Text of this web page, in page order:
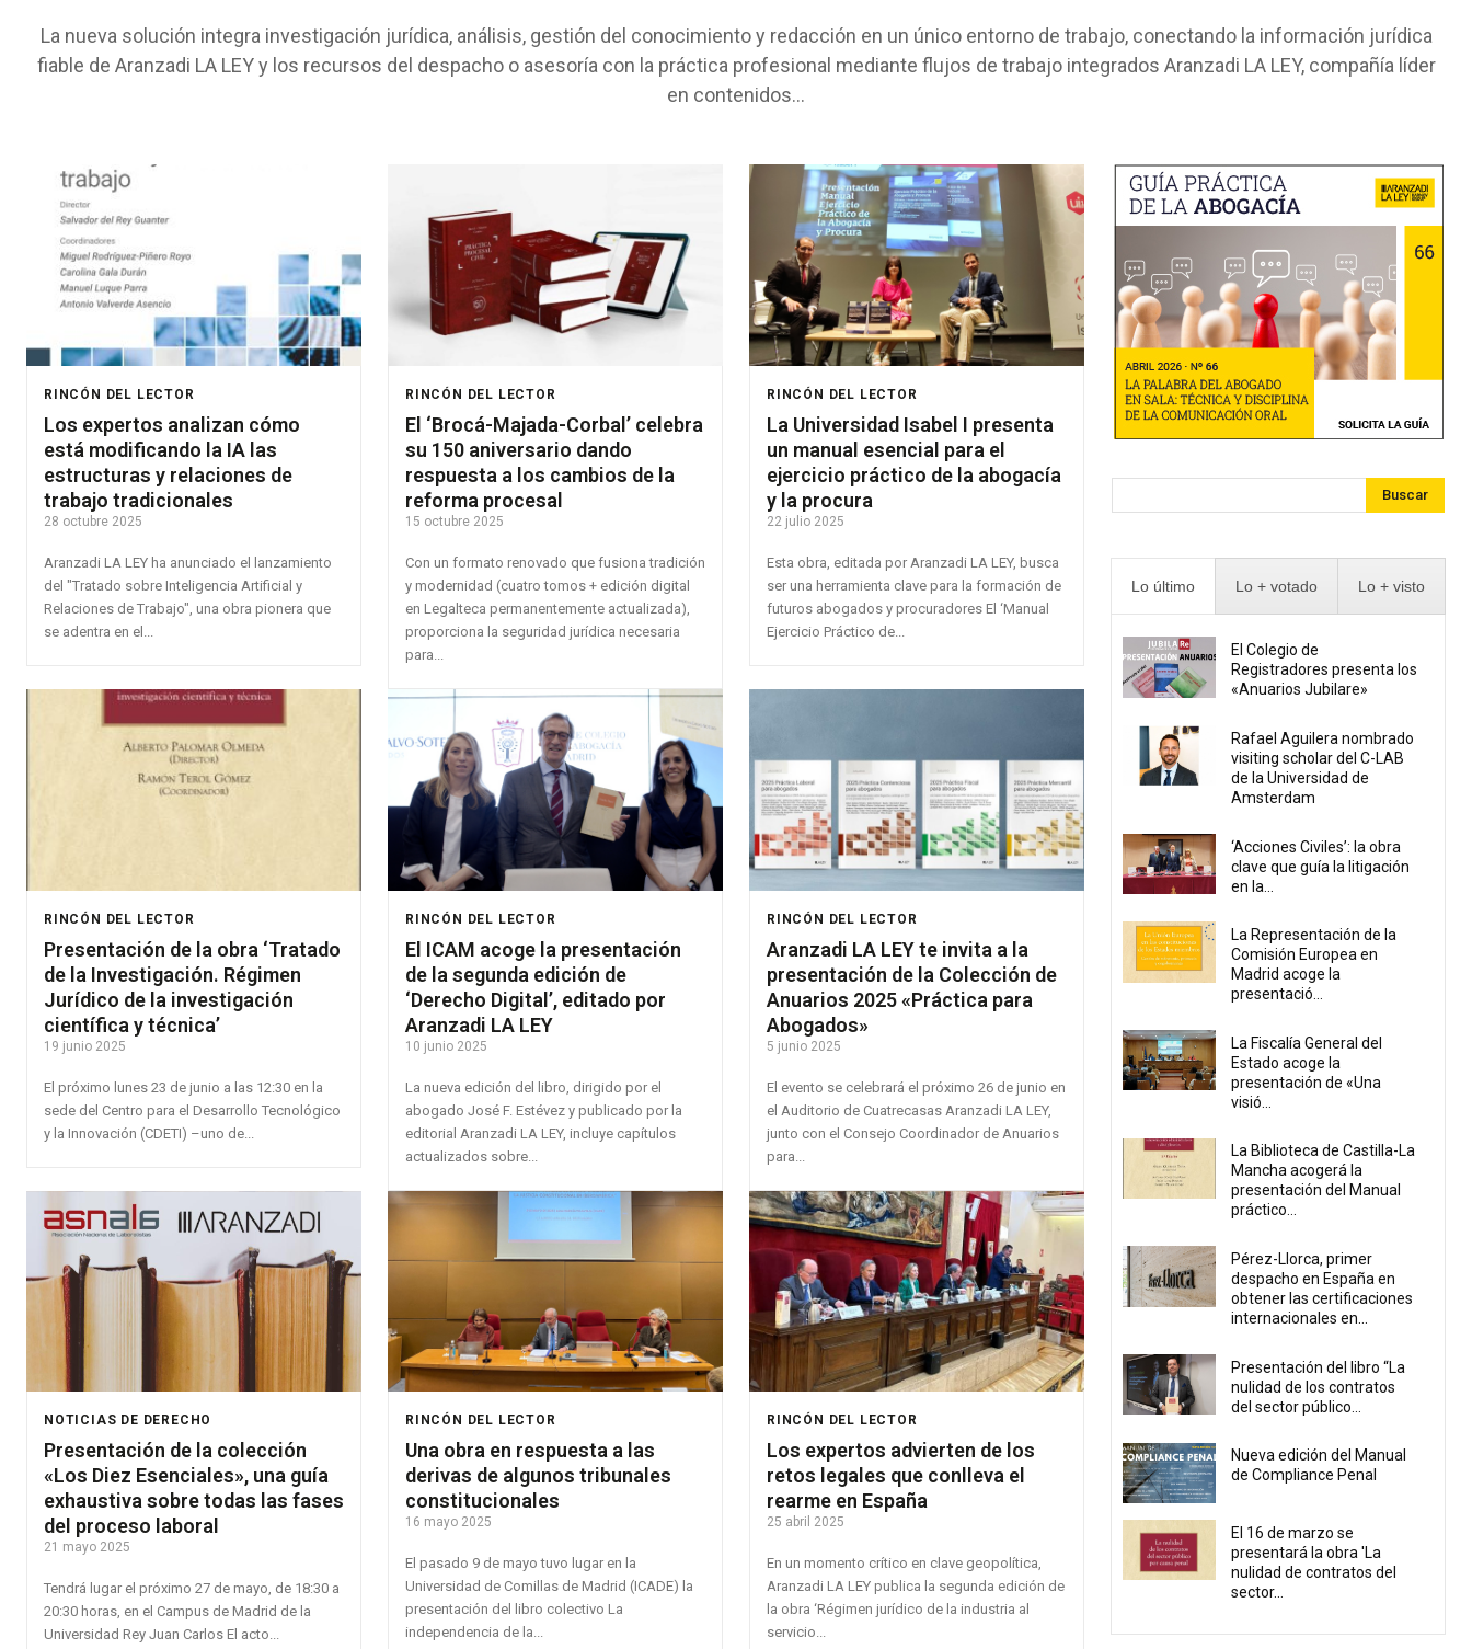
La nueva solución integra investigación jurídica, análisis, gestión del conocimiento y redacción en un único entorno de trabajo, conectando la información jurídica
fiable de Aranzadi LA LEY y los recursos del despacho o asesoría con la práctica profesional mediante flujos de trabajo integrados Aranzadi LA LEY, compañía líder
en contenidos...
RINCÓN DEL LECTOR
Los expertos analizan cómo
está modificando la IA las
estructuras y relaciones de
trabajo tradicionales
28 octubre 2025
Aranzadi LA LEY ha anunciado el lanzamiento
del "Tratado sobre Inteligencia Artificial y
Relaciones de Trabajo", una obra pionera que
se adentra en el...
RINCÓN DEL LECTOR
El ‘Brocá-Majada-Corbal’ celebra
su 150 aniversario dando
respuesta a los cambios de la
reforma procesal
15 octubre 2025
Con un formato renovado que fusiona tradición
y modernidad (cuatro tomos + edición digital
en Legalteca permanentemente actualizada),
proporciona la seguridad jurídica necesaria
para...
RINCÓN DEL LECTOR
La Universidad Isabel I presenta
un manual esencial para el
ejercicio práctico de la abogacía
y la procura
22 julio 2025
Esta obra, editada por Aranzadi LA LEY, busca
ser una herramienta clave para la formación de
futuros abogados y procuradores El ‘Manual
Ejercicio Práctico de...
RINCÓN DEL LECTOR
Presentación de la obra ‘Tratado
de la Investigación. Régimen
Jurídico de la investigación
científica y técnica’
19 junio 2025
El próximo lunes 23 de junio a las 12:30 en la
sede del Centro para el Desarrollo Tecnológico
y la Innovación (CDETI) –uno de...
RINCÓN DEL LECTOR
El ICAM acoge la presentación
de la segunda edición de
‘Derecho Digital’, editado por
Aranzadi LA LEY
10 junio 2025
La nueva edición del libro, dirigido por el
abogado José F. Estévez y publicado por la
editorial Aranzadi LA LEY, incluye capítulos
actualizados sobre...
RINCÓN DEL LECTOR
Aranzadi LA LEY te invita a la
presentación de la Colección de
Anuarios 2025 «Práctica para
Abogados»
5 junio 2025
El evento se celebrará el próximo 26 de junio en
el Auditorio de Cuatrecasas Aranzadi LA LEY,
junto con el Consejo Coordinador de Anuarios
para...
NOTICIAS DE DERECHO
Presentación de la colección
«Los Diez Esenciales», una guía
exhaustiva sobre todas las fases
del proceso laboral
21 mayo 2025
Tendrá lugar el próximo 27 de mayo, de 18:30 a
20:30 horas, en el Campus de Madrid de la
Universidad Rey Juan Carlos El acto...
RINCÓN DEL LECTOR
Una obra en respuesta a las
derivas de algunos tribunales
constitucionales
16 mayo 2025
El pasado 9 de mayo tuvo lugar en la
Universidad de Comillas de Madrid (ICADE) la
presentación del libro colectivo La
independencia de la...
RINCÓN DEL LECTOR
Los expertos advierten de los
retos legales que conlleva el
rearme en España
25 abril 2025
En un momento crítico en clave geopolítica,
Aranzadi LA LEY publica la segunda edición de
la obra ‘Régimen jurídico de la industria al
servicio...
Buscar
Lo último Lo + votado Lo + visto
El Colegio de
Registradores presenta los
«Anuarios Jubilare»
Rafael Aguilera nombrado
visiting scholar del C-LAB
de la Universidad de
Amsterdam
‘Acciones Civiles’: la obra
clave que guía la litigación
en la...
La Representación de la
Comisión Europea en
Madrid acoge la
presentació...
La Fiscalía General del
Estado acoge la
presentación de «Una
visió...
La Biblioteca de Castilla-La
Mancha acogerá la
presentación del Manual
práctico...
Pérez-Llorca, primer
despacho en España en
obtener las certificaciones
internacionales en...
Presentación del libro “La
nulidad de los contratos
del sector público...
Nueva edición del Manual
de Compliance Penal
El 16 de marzo se
presentará la obra 'La
nulidad de contratos del
sector...